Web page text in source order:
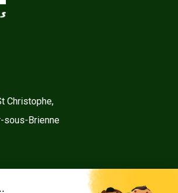
Christophe,
sous-Brienne